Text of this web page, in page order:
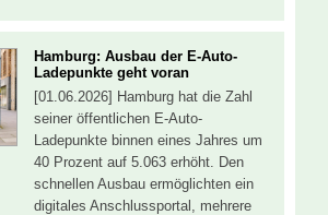
Hamburg: Ausbau der E-Auto-
Ladepunkte geht voran
[01.06.2026] Hamburg hat die Zahl
seiner öffentlichen E-Auto-
Ladepunkte binnen eines Jahres um
40 Prozent auf 5.063 erhöht. Den
schnellen Ausbau ermöglichten ein
digitales Anschlussportal, mehrere